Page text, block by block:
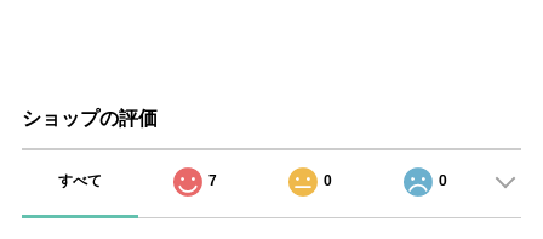
ショップの評価
すべて 7 0 0